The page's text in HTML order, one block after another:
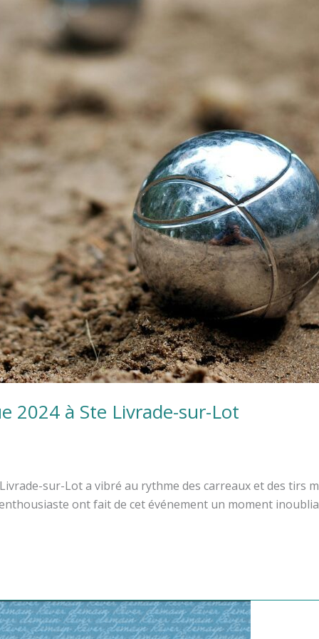
2024 à Ste Livrade-sur-Lot
sur-Lot a vibré au rythme des carreaux et des tirs
ont fait de cet événement un moment